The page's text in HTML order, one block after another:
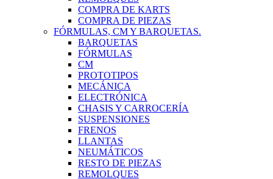
COMPRA DE KARTS
COMPRA DE PIEZAS
FÓRMULAS, CM Y BARQUETAS.
BARQUETAS
FÓRMULAS
CM
PROTOTIPOS
MECÁNICA
ELECTRÓNICA
CHASIS Y CARROCERÍA
SUSPENSIONES
FRENOS
LLANTAS
NEUMÁTICOS
RESTO DE PIEZAS
REMOLQUES